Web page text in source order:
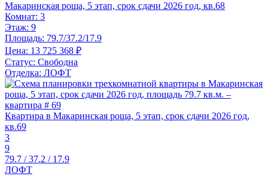
Макаринская роща, 5 этап, срок сдачи 2026 год, кв.68
Комнат: 3
Этаж: 9
Площадь: 79.7/37.2/17.9
Цена: 13 725 368 ₽
Статус: Свободна
Отделка: ЛОФТ
Квартира в Макаринская роща, 5 этап, срок сдачи 2026 год,
кв.69
3
9
79.7 / 37.2 / 17.9
ЛОФТ